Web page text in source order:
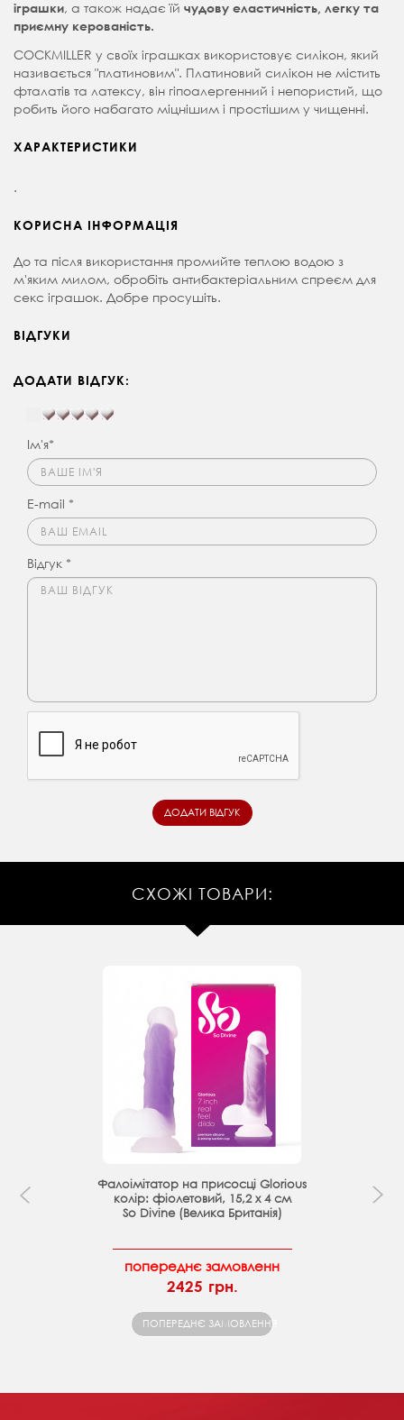
іграшки, а також надає їй чудову еластичність, легку та
приємну керованість.
COCKMILLER у своїх іграшках використовує силікон, який
називається "платиновим". Платиновий силікон не містить
фталатів та латексу, він гіпоалергенний і непористий, що
робить його набагато міцнішим і простішим у чищенні.
ХАРАКТЕРИСТИКИ
.
КОРИСНА ІНФОРМАЦІЯ
До та після використання промийте теплою водою з
м'яким милом, обробіть антибактеріальним спреєм для
секс іграшок. Добре просушіть.
ВІДГУКИ
ДОДАТИ ВІДГУК:
Ім'я*
E-mail *
Відгук *
СХОЖІ ТОВАРИ:
Фалоімітатор на присосці Glorious
колір: фіолетовий, 15,2 х 4 см
So Divine (Велика Британія)
попереднє замовленн
2425 грн.
ПОПЕРЕДНЄ ЗАМОВЛЕННЯ